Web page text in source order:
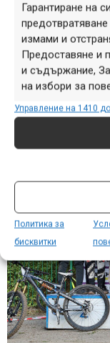
Гарантиране на
измами и
Предоставяне и
и съдържание,
на избори за
Управление на 1410
Политика за
бисквитки
съотборник
Самуил Даков от
При 17–18
Troyan Horse с
Петков и Румен
класира Гергана